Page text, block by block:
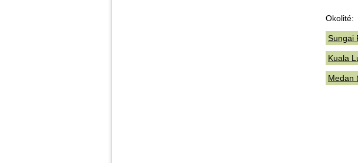
Okolité:
Sungai
Kuala
Medan